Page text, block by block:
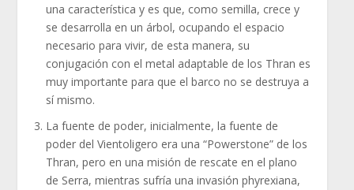
una característica y es que, como semilla, crece y
se desarrolla en un árbol, ocupando el espacio
necesario para vivir, de esta manera, su
conjugación con el metal adaptable de los Thran es
muy importante para que el barco no se destruya a
sí mismo.
La fuente de poder, inicialmente, la fuente de
poder del Vientoligero era una “Powerstone” de los
Thran, pero en una misión de rescate en el plano
de Serra, mientras sufría una invasión phyrexiana,